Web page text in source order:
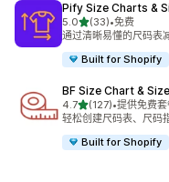
Pify Size Charts &
5.0星（满分 5 星）
(33)
总共 33 条评论
•免费
通过清晰易懂的尺码表
Built for Shopify
BF Size Chart &
4.7星（满分 5 星）
(127)
总共 127 条评论
•提供免费
轻松创建尺码表、尺码
Built for Shopify